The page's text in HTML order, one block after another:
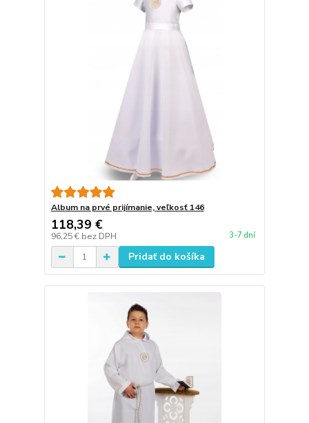
Album na prvé prijímanie, veľkosť 146
118,39 €
96,25 € bez DPH 3-7 dní
Pridať do košíka